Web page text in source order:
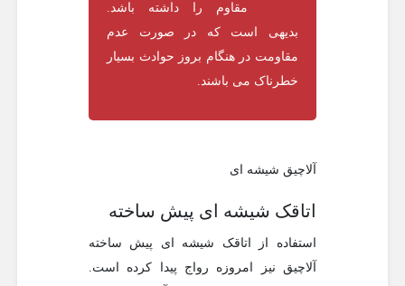
مقاوم را داشته باشد.
بدیهی است که در صورت عدم
مقاومت در هنگام بروز حوادث بسیار
خطرناک می باشند.
آلاچیق شیشه ای
اتاقک شیشه ای پیش ساخته
استفاده از اتاقک شیشه ای پیش ساخته
آلاچیق نیز امروزه رواج پیدا کرده است.